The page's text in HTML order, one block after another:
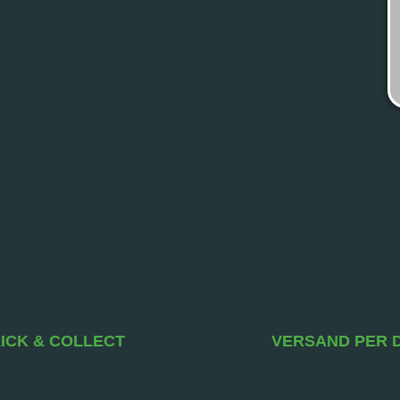
& COLLECT VERSAND PER